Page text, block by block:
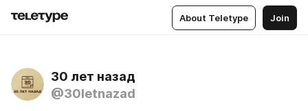
About Teletype Join
30 лет назад
@30letnazad